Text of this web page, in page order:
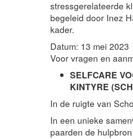
stressgerelateerde
begeleid door Inez
kader.
Datum: 13 mei 2023
Voor vragen en
SELFCARE
KINTYRE
In de ruigte van
In een unieke
paarden de